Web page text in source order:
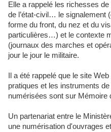
Elle a rappelé les richesses
de l’état-civil… le signalement
forme du front, du nez et du
particulières…) et le contexte
(journaux des marches et
jour le jour le militaire.
Il a été rappelé que le site
pratiques et les instruments
numérisées sont sur Mémoire
Un partenariat entre le
une numérisation d'ouvrages